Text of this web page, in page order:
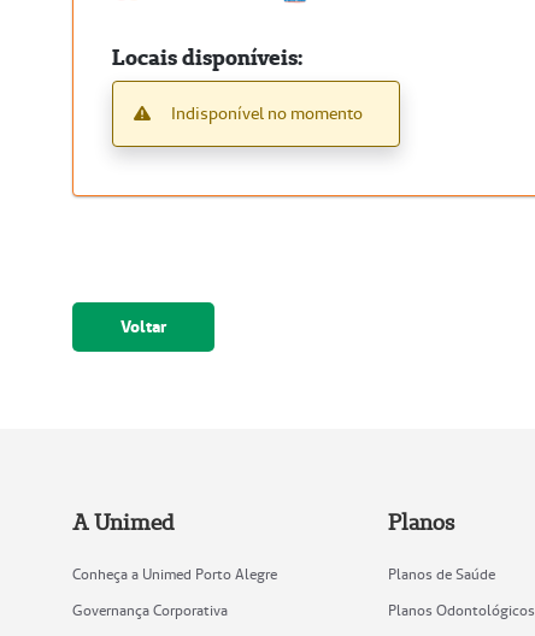
Locais disponíveis:
Indisponível no momento
Voltar
A Unimed
Conheça a Unimed Porto Alegre
Governança Corporativa
Planos
Planos de Saúde
Planos Odontológicos